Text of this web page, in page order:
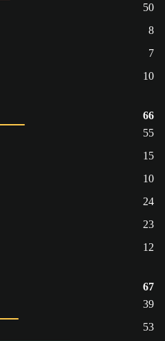
50
8
7
10
66
55
15
10
24
23
12
67
39
53